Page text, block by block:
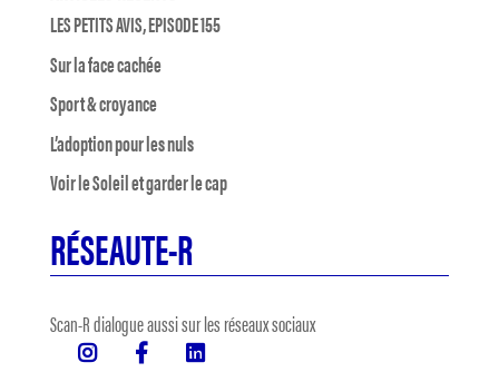
LES PETITS AVIS, EPISODE 155
Sur la face cachée
Sport & croyance
L’adoption pour les nuls
Voir le Soleil et garder le cap
RÉSEAUTE-R
Scan-R dialogue aussi sur les réseaux sociaux